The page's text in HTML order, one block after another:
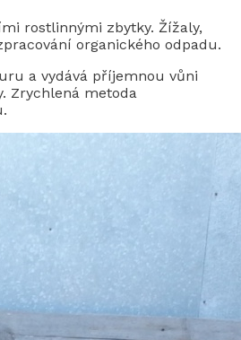
rostlinnými zbytky. Žížaly,
organického odpadu.
a vydává příjemnou vůni
Zrychlená metoda